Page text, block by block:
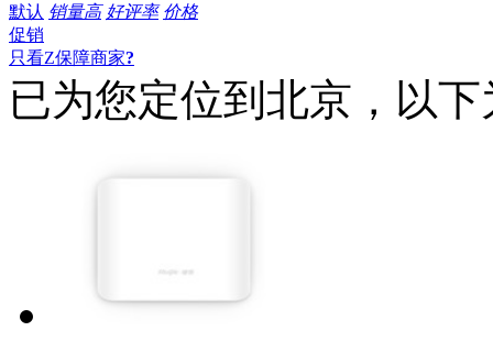
默认 销量高 好评率 价格
促销
只看Z保障商家?
已为您定位到 北京 ，以